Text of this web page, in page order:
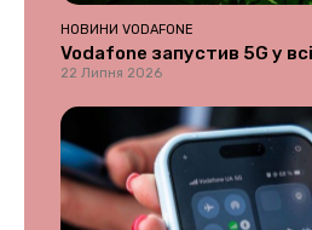
НОВИНИ VODAFONE
Vodafone запустив 5G у
22 Липня 2026